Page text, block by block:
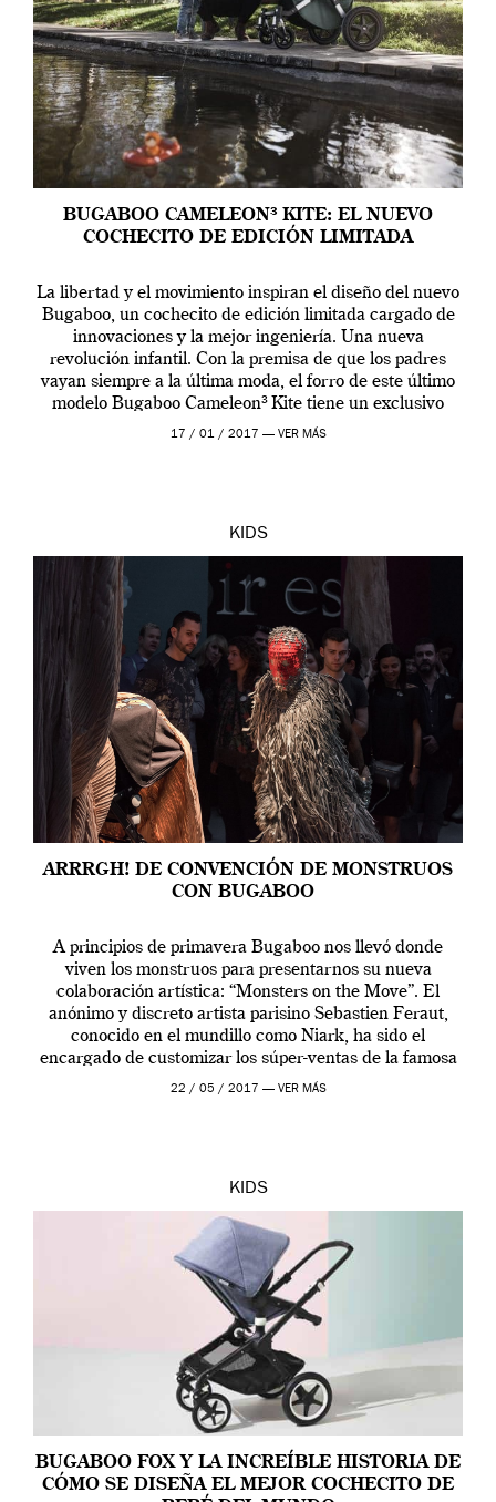
BUGABOO CAMELEON³ KITE: EL NUEVO
COCHECITO DE EDICIÓN LIMITADA
La libertad y el movimiento inspiran el diseño del nuevo
Bugaboo, un cochecito de edición limitada cargado de
innovaciones y la mejor ingeniería. Una nueva
revolución infantil. Con la premisa de que los padres
vayan siempre a la última moda, el forro de este último
modelo Bugaboo Cameleon³ Kite tiene un exclusivo
estampado geométrico inspirado en […]
17 / 01 / 2017 — VER MÁS
KIDS
ARRRGH! DE CONVENCIÓN DE MONSTRUOS
CON BUGABOO
A principios de primavera Bugaboo nos llevó donde
viven los monstruos para presentarnos su nueva
colaboración artística: “Monsters on the Move”. El
anónimo y discreto artista parisino Sebastien Feraut,
conocido en el mundillo como Niark, ha sido el
encargado de customizar los súper-ventas de la famosa
casa de cochecitos con una veraniega colección de
22 / 05 / 2017 — VER MÁS
KIDS
BUGABOO FOX Y LA INCREÍBLE HISTORIA DE
CÓMO SE DISEÑA EL MEJOR COCHECITO DE